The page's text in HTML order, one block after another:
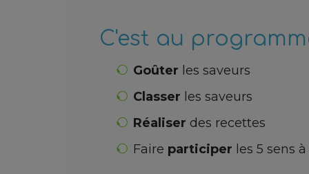
C'est au
Goûter les saveurs
Classer les saveurs
Réaliser des recettes
Faire participer les 5 sens